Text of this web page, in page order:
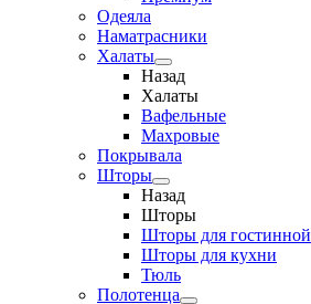
Одеяла
Наматрасники
Халаты
Назад
Халаты
Вафельные
Махровые
Покрывала
Шторы
Назад
Шторы
Шторы для гостинной
Шторы для кухни
Тюль
Полотенца